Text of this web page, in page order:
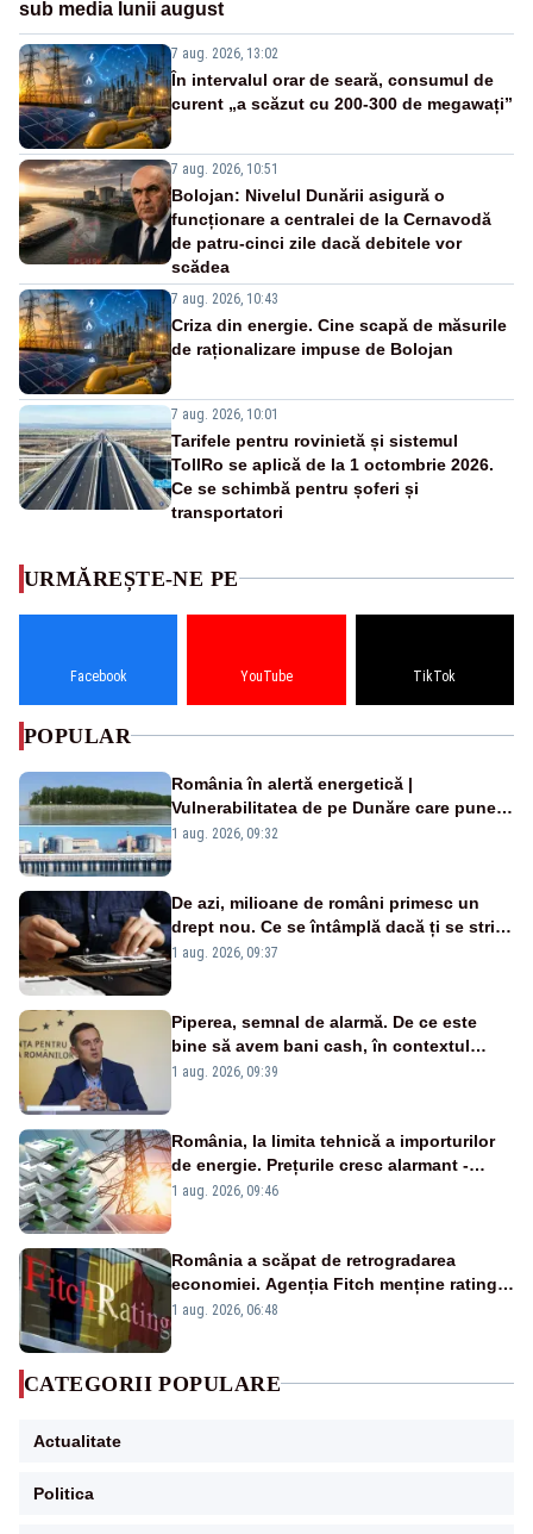
sub media lunii august
7 aug. 2026, 13:02
În intervalul orar de seară, consumul de
curent „a scăzut cu 200-300 de megawați”
7 aug. 2026, 10:51
Bolojan: Nivelul Dunării asigură o
funcționare a centralei de la Cernavodă
de patru-cinci zile dacă debitele vor
scădea
7 aug. 2026, 10:43
Criza din energie. Cine scapă de măsurile
de raționalizare impuse de Bolojan
7 aug. 2026, 10:01
Tarifele pentru rovinietă și sistemul
TollRo se aplică de la 1 octombrie 2026.
Ce se schimbă pentru șoferi și
transportatori
URMĂREȘTE-NE PE
Facebook YouTube TikTok
POPULAR
România în alertă energetică |
Vulnerabilitatea de pe Dunăre care pune
în pericol Centrala Cernavodă era
1 aug. 2026, 09:32
De azi, milioane de români primesc un
drept nou. Ce se întâmplă dacă ți se strică
un produs
1 aug. 2026, 09:37
Piperea, semnal de alarmă. De ce este
bine să avem bani cash, în contextul
alertei energetice?
1 aug. 2026, 09:39
România, la limita tehnică a importurilor
de energie. Prețurile cresc alarmant -
Analiză Realitatea Plus
1 aug. 2026, 09:46
România a scăpat de retrogradarea
economiei. Agenția Fitch menține ratingul
„BBB-” cu perspectivă negativă
1 aug. 2026, 06:48
CATEGORII POPULARE
Actualitate
Politica